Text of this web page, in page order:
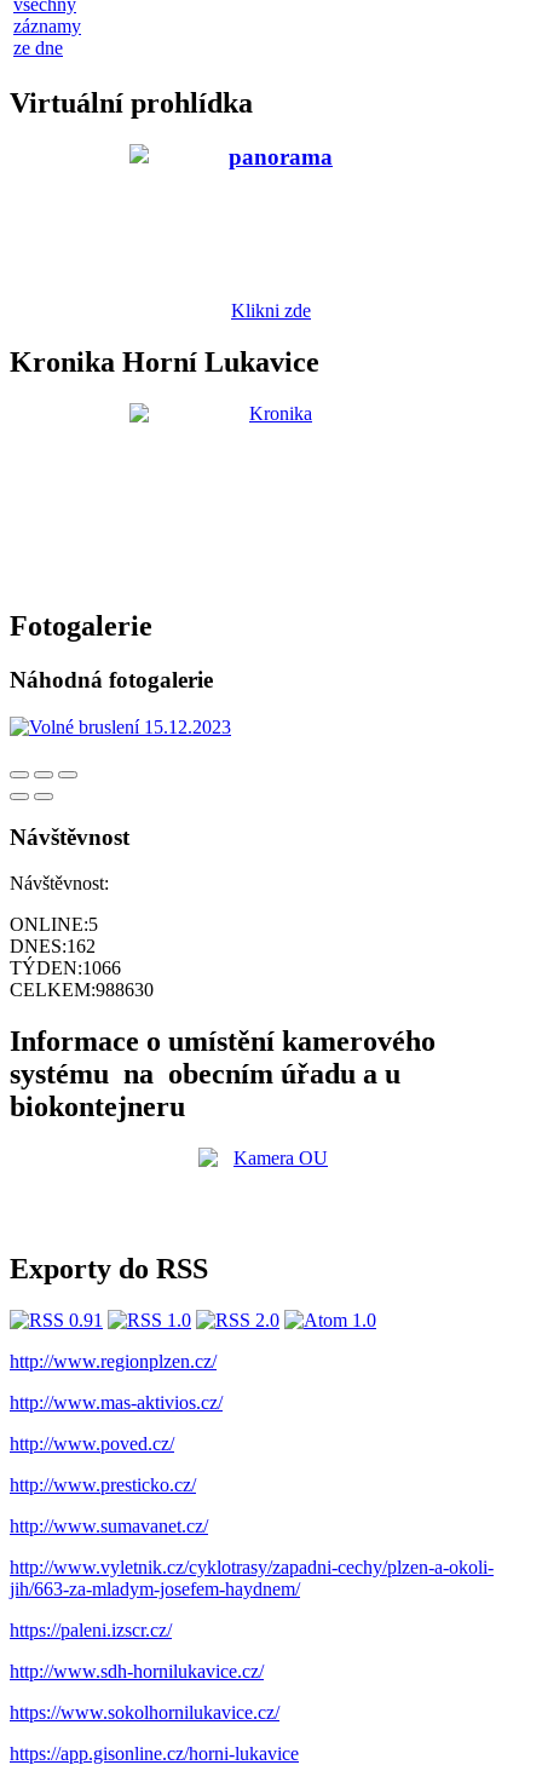
všechny
záznamy
ze dne
Virtuální prohlídka
Klikni zde
Kronika Horní Lukavice
Fotogalerie
Náhodná fotogalerie
Návštěvnost
Návštěvnost:
ONLINE:5
DNES:162
TÝDEN:1066
CELKEM:988630
Informace o umístění kamerového
systému na obecním úřadu a u
biokontejneru
Exporty do RSS
http://www.regionplzen.cz/
http://www.mas-aktivios.cz/
http://www.poved.cz/
http://www.presticko.cz/
http://www.sumavanet.cz/
http://www.vyletnik.cz/cyklotrasy/zapadni-cechy/plzen-a-okoli-
jih/663-za-mladym-josefem-haydnem/
https://paleni.izscr.cz/
http://www.sdh-hornilukavice.cz/
https://www.sokolhornilukavice.cz/
https://app.gisonline.cz/horni-lukavice